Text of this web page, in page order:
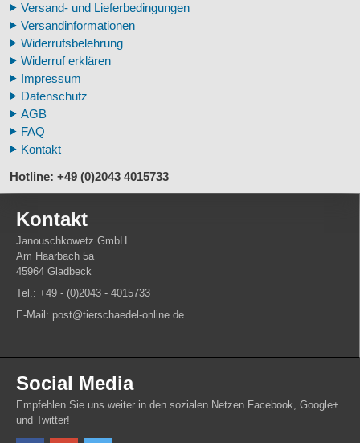
Zähne Warzenschwein
Veterinär - Lehrmittel
Fossilreplikate Mensch
Pferdemähnen
Fußspuren museal
Tierhörner
Versand- und Lieferbedingungen
Versandinformationen
Widerrufsbelehrung
Widerruf erklären
Impressum
Datenschutz
AGB
FAQ
Kontakt
Hotline: +49 (0)2043 4015733
Kontakt
Janouschkowetz GmbH
Am Haarbach 5a
45964 Gladbeck
Tel.: +49 - (0)2043 - 4015733
E-Mail: post@tierschaedel-online.de
Social Media
Empfehlen Sie uns weiter in den sozialen Netzen Facebook, Google+
und Twitter!